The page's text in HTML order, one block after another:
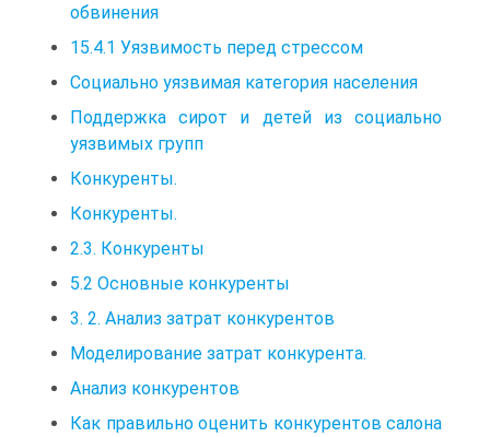
обвинения
15.4.1 Уязвимость перед стрессом
Социально уязвимая категория населения
Поддержка сирот и детей из социально
уязвимых групп
Конкуренты.
Конкуренты.
2.3. Конкуренты
5.2 Основные конкуренты
3. 2. Анализ затрат конкурентов
Моделирование затрат конкурента.
Анализ конкурентов
Как правильно оценить конкурентов салона